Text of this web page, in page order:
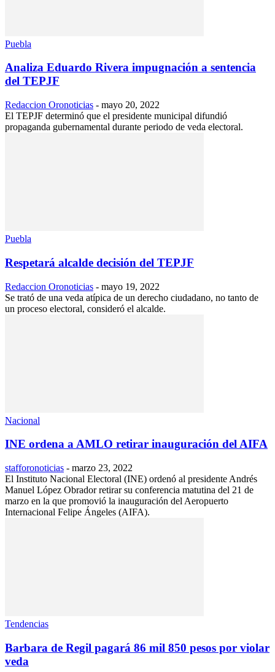
Puebla
Analiza Eduardo Rivera impugnación a sentencia
del TEPJF
Redaccion Oronoticias - mayo 20, 2022
El TEPJF determinó que el presidente municipal difundió
propaganda gubernamental durante periodo de veda electoral.
Puebla
Respetará alcalde decisión del TEPJF
Redaccion Oronoticias - mayo 19, 2022
Se trató de una veda atípica de un derecho ciudadano, no tanto de
un proceso electoral, consideró el alcalde.
Nacional
INE ordena a AMLO retirar inauguración del AIFA
stafforonoticias - marzo 23, 2022
El Instituto Nacional Electoral (INE) ordenó al presidente Andrés
Manuel López Obrador retirar su conferencia matutina del 21 de
marzo en la que promovió la inauguración del Aeropuerto
Internacional Felipe Ángeles (AIFA).
Tendencias
Barbara de Regil pagará 86 mil 850 pesos por violar
veda